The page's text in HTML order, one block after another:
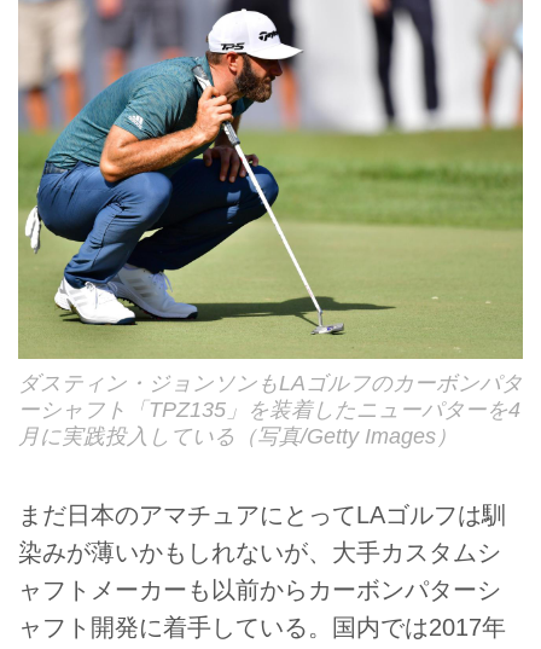
ダスティン・ジョンソンもLAゴルフのカーボンパタ
ーシャフト「TPZ135」を装着したニューパターを4
月に実践投入している（写真/Getty Images）
まだ日本のアマチュアにとってLAゴルフは馴
染みが薄いかもしれないが、大手カスタムシ
ャフトメーカーも以前からカーボンパターシ
ャフト開発に着手している。国内では2017年